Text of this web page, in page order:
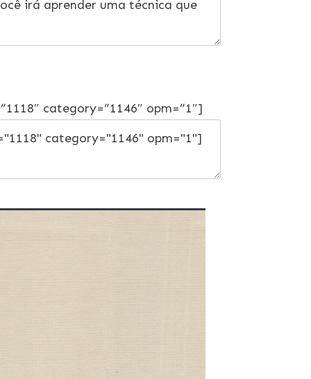
category=”1146″ opm=”1″]